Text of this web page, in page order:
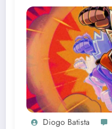
Diogo Batista